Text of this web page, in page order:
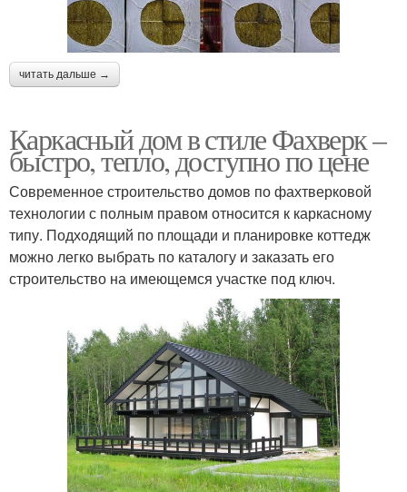
читать дальше →
Каркасный дом в стиле Фахверк –
быстро, тепло, доступно по цене
Современное строительство домов по фахтверковой
технологии с полным правом относится к каркасному
типу. Подходящий по площади и планировке коттедж
можно легко выбрать по каталогу и заказать его
строительство на имеющемся участке под ключ.